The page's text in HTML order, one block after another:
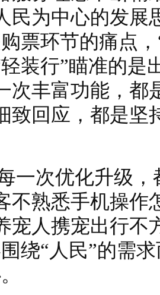
民为中心的发展
票环节的痛点
装行”瞄准的
次丰富功能，都
致回应，都是坚
一次优化升级
不熟悉手机操作
宠人携宠出行不
绕“人民”的需